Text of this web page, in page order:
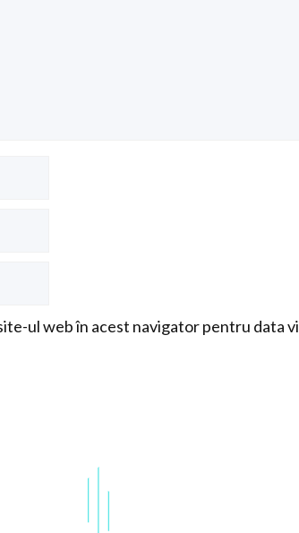
ul web în acest navigator pentru data